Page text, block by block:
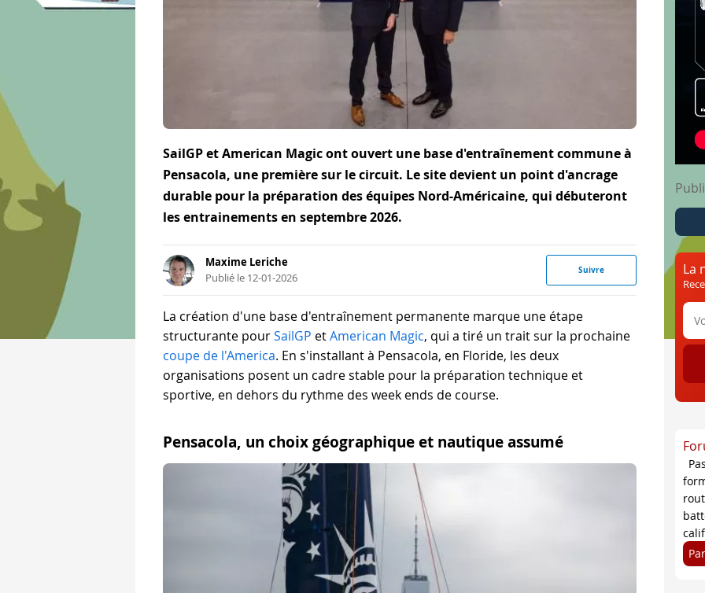
SailGP et American Magic ont ouvert une base d'entraînement commune à
Pensacola, une première sur le circuit. Le site devient un point d'ancrage
durable pour la préparation des équipes Nord-Américaine, qui débuteront
les entrainements en septembre 2026.
Maxime Leriche
Publié le 12-01-2026
Suivre
La création d'une base d'entraînement permanente marque une étape
structurante pourSailGP etAmerican Magic, qui a tiré un trait sur la prochaine
coupe de l'America. En s'installant à Pensacola, en Floride, les deux
organisations posent un cadre stable pour la préparation technique et
sportive, en dehors du rythme des week ends de course.
Pensacola, un choix géographique et nautique assumé
La